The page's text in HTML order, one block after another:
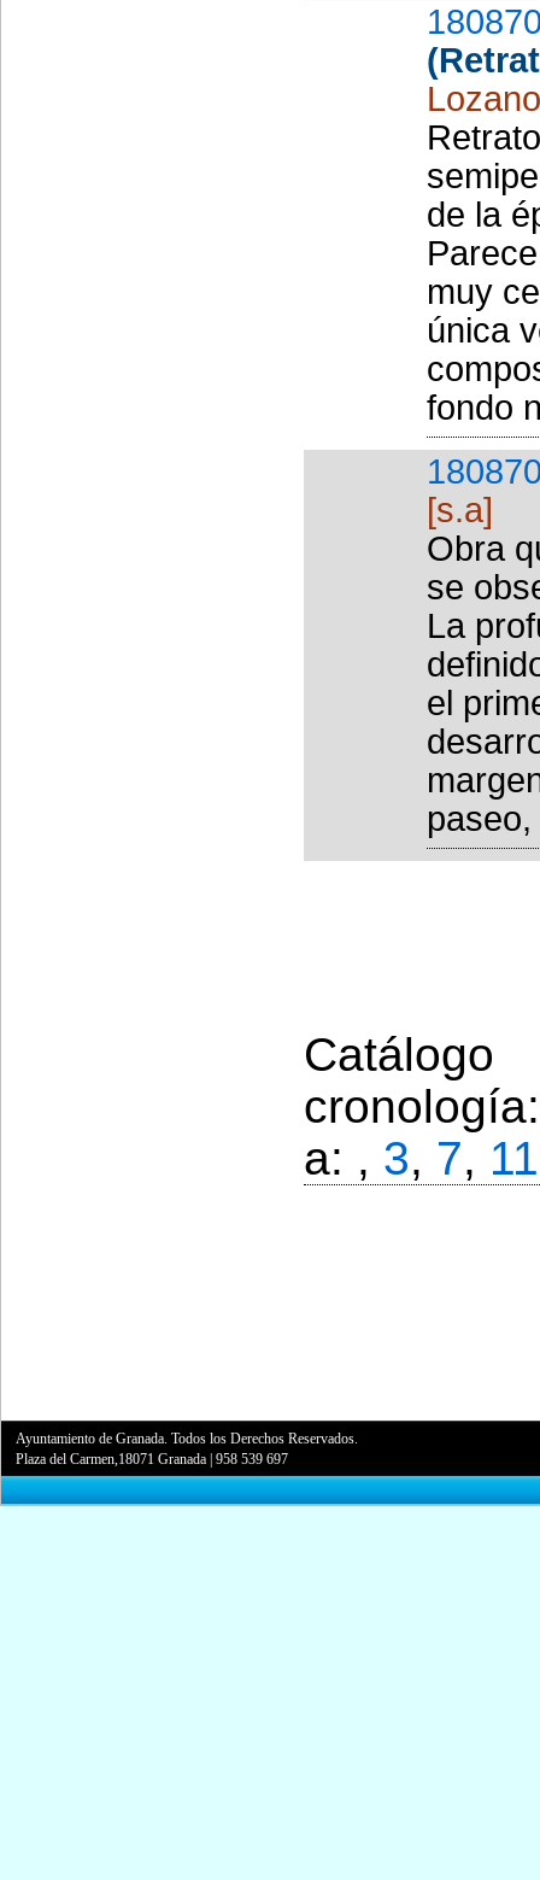
de la
muy
única
fondo
[s.a]
Obra
se
La
el
paseo,
a: , 3, 7, 11
Ayuntamiento de Granada. Todos los Derechos Reservados.
Plaza del Carmen,18071 Granada |958 539 697